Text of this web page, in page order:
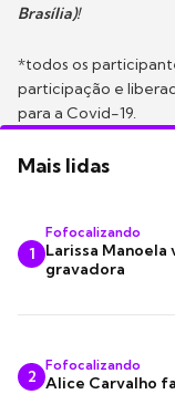
Brasília)!
*todos os
participação e
para a Covid-19.
Mais lidas
1
Fofocalizando
Larissa
gravadora
2
Fofocalizando
Alice Carvalho